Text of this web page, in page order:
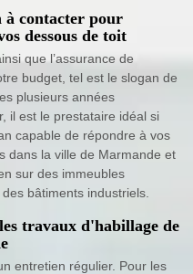
à contacter pour
dessous de toit
que l’assurance de
budget, tel est le slogan de
plusieurs années
il est le prestataire idéal si
capable de répondre à vos
dans la ville de Marmande et
sur des immeubles
bâtiments industriels.
travaux d'habillage de
entretien régulier. Pour les